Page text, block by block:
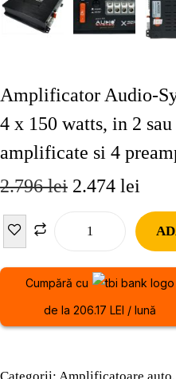
Amplificator Audio-
4 x 150 watts, in 2
amplificate si 4
2.796lei 2.474 lei
Cumpără cu
de la 206.17 LEI / lună
Categorii: Amplificatoare auto,